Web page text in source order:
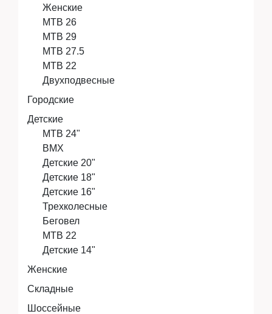
Мототехника
Женские
MTB 26
MTB 29
MTB 27.5
MTB 22
Двухподвесные
Городские
Детские
MTB 24"
BMX
Детские 20"
Детские 18"
Детские 16"
Трехколесные
Беговел
MTB 22
Детские 14"
Женские
Складные
Шоссейные